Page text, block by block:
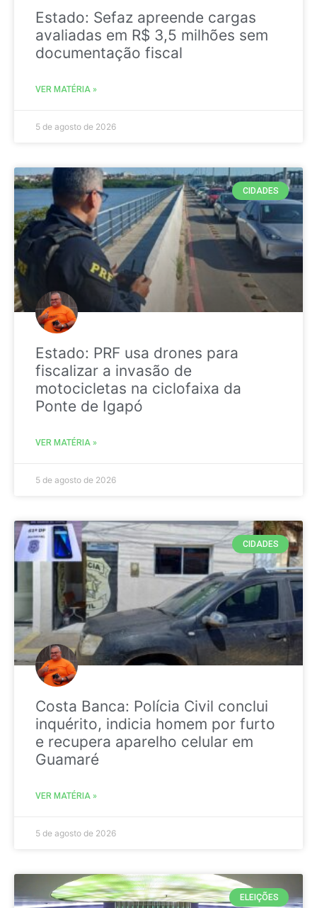
Estado: Sefaz apreende cargas
avaliadas em R$ 3,5 milhões sem
documentação fiscal
VER MATÉRIA »
5 de agosto de 2026
CIDADES
Estado: PRF usa drones para
fiscalizar a invasão de
motocicletas na ciclofaixa da
Ponte de Igapó
VER MATÉRIA »
5 de agosto de 2026
CIDADES
Costa Banca: Polícia Civil conclui
inquérito, indicia homem por furto
e recupera aparelho celular em
Guamaré
VER MATÉRIA »
5 de agosto de 2026
ELEIÇÕES